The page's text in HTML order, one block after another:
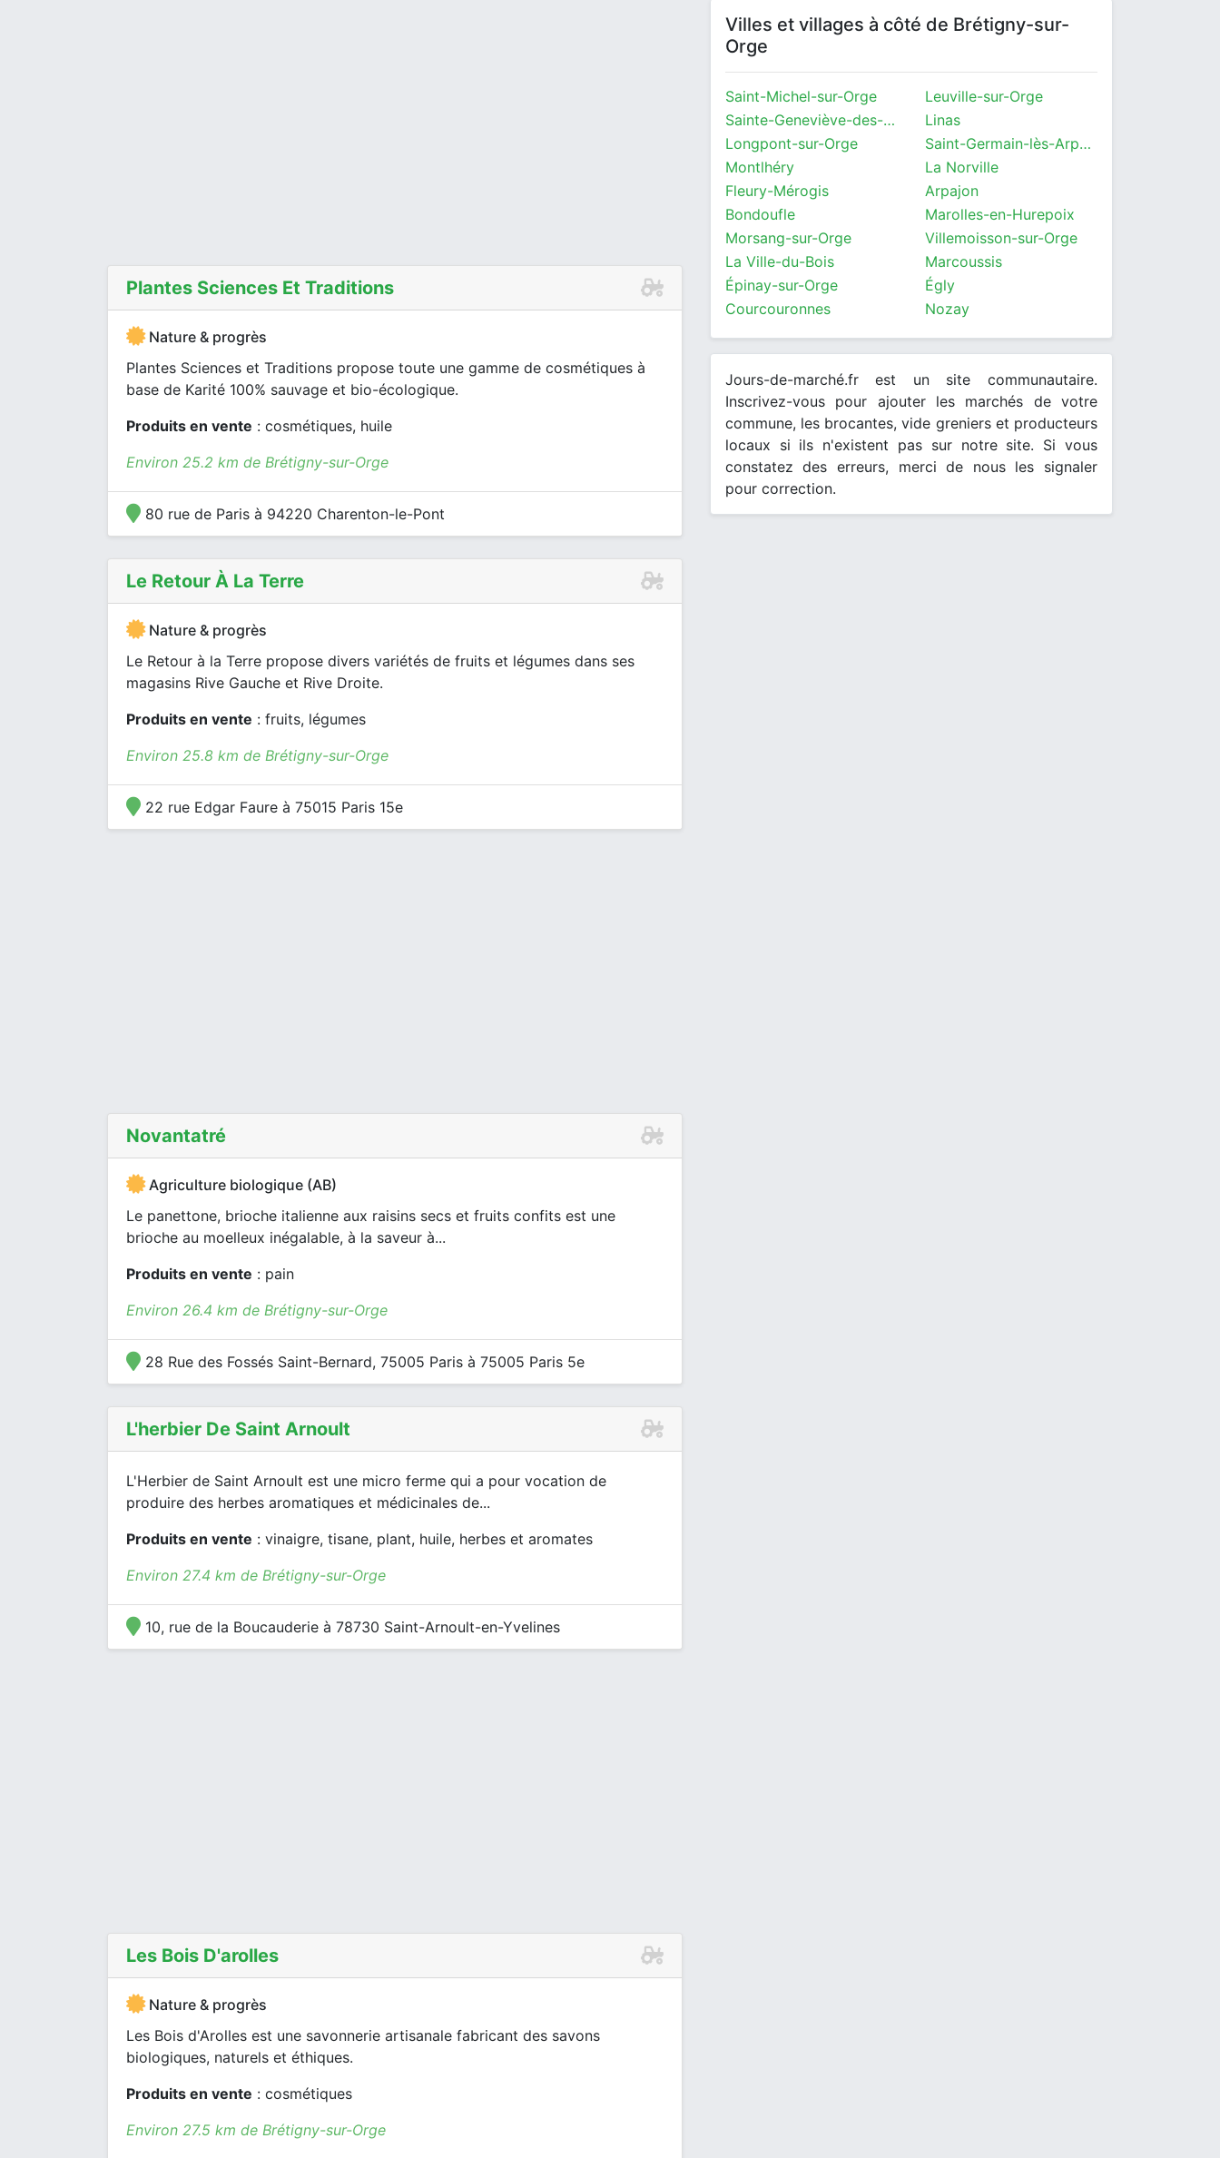
Plantes Sciences Et Traditions
Nature & progrès
Plantes Sciences et Traditions propose toute une gamme de cosmétiques à
base de Karité 100% sauvage et bio-écologique.
Produits en vente : cosmétiques, huile
Environ 25.2 km de Brétigny-sur-Orge
80 rue de Paris à 94220 Charenton-le-Pont
Le Retour À La Terre
Nature & progrès
Le Retour à la Terre propose divers variétés de fruits et légumes dans ses
magasins Rive Gauche et Rive Droite.
Produits en vente : fruits, légumes
Environ 25.8 km de Brétigny-sur-Orge
22 rue Edgar Faure à 75015 Paris 15e
Novantatré
Agriculture biologique (AB)
Le panettone, brioche italienne aux raisins secs et fruits confits est une
brioche au moelleux inégalable, à la saveur à...
Produits en vente : pain
Environ 26.4 km de Brétigny-sur-Orge
28 Rue des Fossés Saint-Bernard, 75005 Paris à 75005 Paris 5e
L'herbier De Saint Arnoult
L'Herbier de Saint Arnoult est une micro ferme qui a pour vocation de
produire des herbes aromatiques et médicinales de...
Produits en vente : vinaigre, tisane, plant, huile, herbes et aromates
Environ 27.4 km de Brétigny-sur-Orge
10, rue de la Boucauderie à 78730 Saint-Arnoult-en-Yvelines
Les Bois D'arolles
Nature & progrès
Les Bois d'Arolles est une savonnerie artisanale fabricant des savons
biologiques, naturels et éthiques.
Produits en vente : cosmétiques
Environ 27.5 km de Brétigny-sur-Orge
Villes et villages à côté de Brétigny-sur-
Orge
Saint-Michel-sur-Orge
Leuville-sur-Orge
Sainte-Geneviève-des-Bois
Linas
Longpont-sur-Orge
Saint-Germain-lès-Arpajon
Montlhéry
La Norville
Fleury-Mérogis
Arpajon
Bondoufle
Marolles-en-Hurepoix
Morsang-sur-Orge
Villemoisson-sur-Orge
La Ville-du-Bois
Marcoussis
Épinay-sur-Orge
Égly
Courcouronnes
Nozay
Jours-de-marché.fr est un site communautaire.
Inscrivez-vous pour ajouter les marchés de votre
commune, les brocantes, vide greniers et producteurs
locaux si ils n'existent pas sur notre site. Si vous
constatez des erreurs, merci de nous les signaler
pour correction.